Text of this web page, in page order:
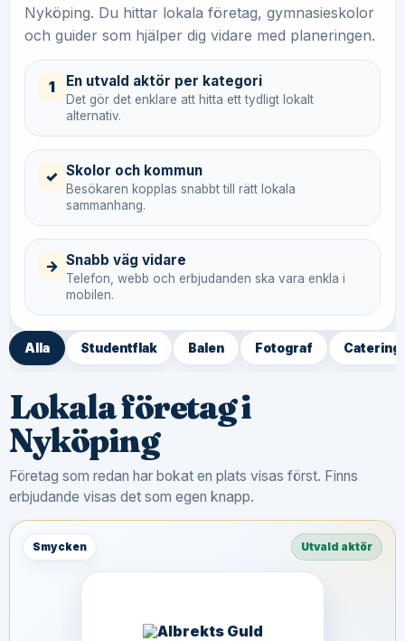
Nyköping. Du hittar lokala företag, gymnasieskolor
och guider som hjälper dig vidare med planeringen.
1 En utvald aktör per kategori
Det gör det enklare att hitta ett tydligt lokalt
alternativ.
✓ Skolor och kommun
Besökaren kopplas snabbt till rätt lokala
sammanhang.
→ Snabb väg vidare
Telefon, webb och erbjudanden ska vara enkla i
mobilen.
Alla Studentflak Balen Fotograf Catering
Lokala företag i
Nyköping
Företag som redan har bokat en plats visas först. Finns
erbjudande visas det som egen knapp.
Smycken Utvald aktör